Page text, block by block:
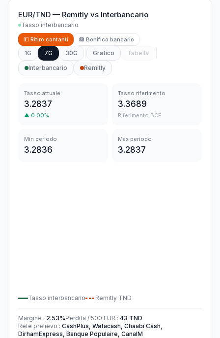
EUR/TND — Remitly vs Interbancario
Tasso interbancario
💵 Ritiro contanti 🏦 Bonifico bancario
1G 7G 30G Grafico
Tabella
Interbancario
Remitly
Tasso attuale
3.2837
▲ 0.00%
Tasso riferimento
3.3689
Riferimento BCE
Min periodo
3.2836
Max periodo
3.2837
Tasso interbancario Remitly TND
Margine : 2.53%Perdita / 500 EUR : 43 TND
Rete prelievo : CashPlus, Wafacash, Chaabi Cash,
DirhamExpress, Banque Populaire, CanalM